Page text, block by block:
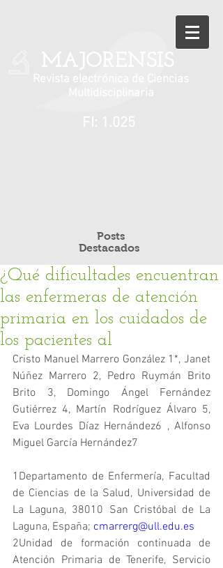
MAJORENSIS
Posts
Destacados
¿Qué dificultades encuentran
las enfermeras de atención
primaria en los cuidados de
los pacientes al
Cristo Manuel Marrero González 1*, Janet
Núñez Marrero 2, Pedro Ruymán Brito
Brito 3, Domingo Ángel Fernández
Gutiérrez 4, Martín Rodríguez Álvaro 5,
Eva Lourdes Díaz Hernández6 , Alfonso
Miguel García Hernández7
1Departamento de Enfermería, Facultad
de Ciencias de la Salud, Universidad de
La Laguna, 38010 San Cristóbal de La
Laguna, España; cmarrerg@ull.edu.es
2Unidad de formación continuada de
Atención Primaria de Tenerife, Servicio